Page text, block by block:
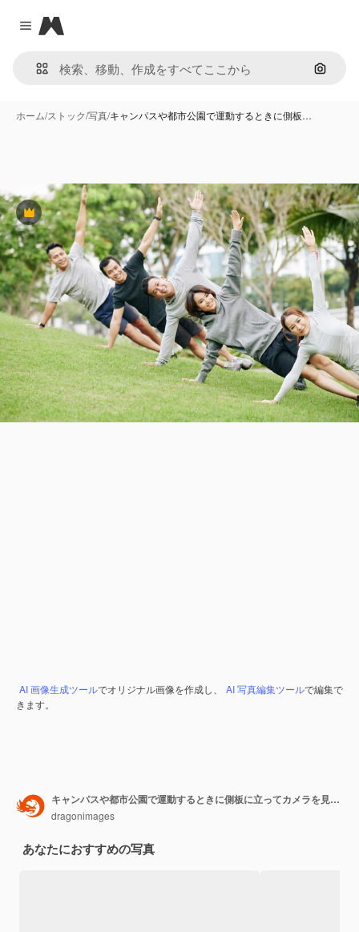
Close menu
Magnific
画像で
ホーム/ストック/写真/キャンパスや都市公園で運動するときに側板…
Premium
AI 画像生成ツールでオリジナル画像を作成し、 AI 写真編集ツールで編集で
きます。
キャンパスや都市公園で運動するときに側板に立ってカメラを見ている陽気な若いベトナム人
dragonimages
あなたにおすすめの写真